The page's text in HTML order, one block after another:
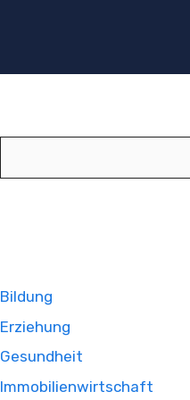
Bildung
Erziehung
Gesundheit
Immobilienwirtschaft